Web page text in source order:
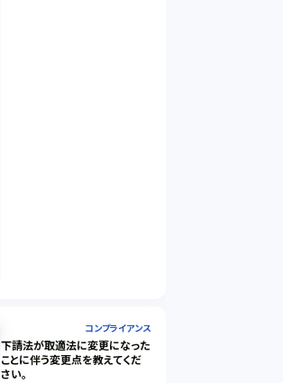
コンプライアンス
下請法が取適法に変更になった
ことに伴う変更点を教えてくだ
さい。